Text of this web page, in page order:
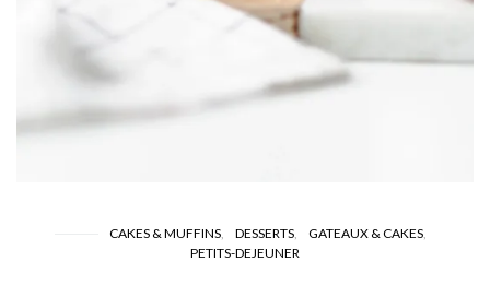
CAKES & MUFFINS DESSERTS
GATEAUX & CAKES
PETITS-DEJEUNER